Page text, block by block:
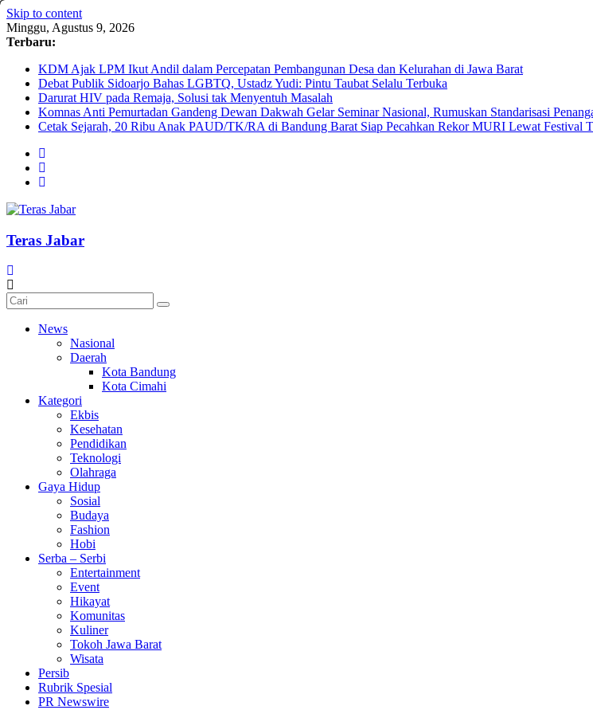
Skip to content
Minggu, Agustus 9, 2026
Terbaru:
KDM Ajak LPM Ikut Andil dalam Percepatan Pembangunan Desa dan Kelurahan di Jawa Barat
Debat Publik Sidoarjo Bahas LGBTQ, Ustadz Yudi: Pintu Taubat Selalu Terbuka
Darurat HIV pada Remaja, Solusi tak Menyentuh Masalah
Komnas Anti Pemurtadan Gandeng Dewan Dakwah Gelar Seminar Nasional, Rumuskan Standarisasi
Cetak Sejarah, 20 Ribu Anak PAUD/TK/RA di Bandung Barat Siap Pecahkan Rekor MURI Lewat Festival
Teras Jabar
News
Nasional
Daerah
Kota Bandung
Kota Cimahi
Kategori
Ekbis
Kesehatan
Pendidikan
Teknologi
Olahraga
Gaya Hidup
Sosial
Budaya
Fashion
Hobi
Serba – Serbi
Entertainment
Event
Hikayat
Komunitas
Kuliner
Tokoh Jawa Barat
Wisata
Persib
Rubrik Spesial
PR Newswire